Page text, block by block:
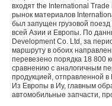
входят the International
рынок материалов
был запущен грузовой
всей Азии и Европы. По
Development Co. Ltd, за
маршруту в обоих
перевезено порядка 18 800
сравнению с аналогичным
продукцией, отправленной
Из Европы в Иу, главным
автомобильные запчасти,